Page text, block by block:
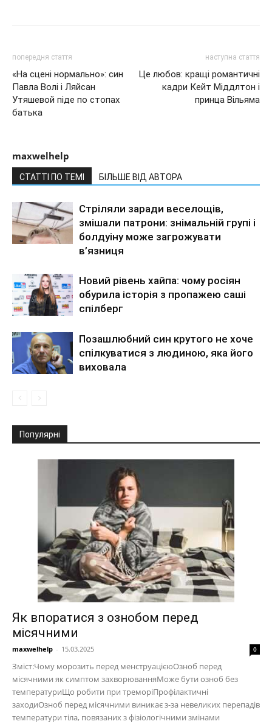
попередня стаття
«На сцені нормально»: син
Павла Волі і Ляйсан
Утяшевой піде по стопах
батька
наступна стаття
Це любов: кращі романтичні
кадри Кейт Міддлтон і
принца Вільяма
maxwelhelp
СТАТТІ ПО ТЕМІ БІЛЬШЕ ВІД АВТОРА
Стріляли заради веселощів,
змішали патрони: знімальній групі і
болдуіну може загрожувати
в’язниця
Новий рівень хайпа: чому росіян
обурила історія з пропажею саші
спілберг
Позашлюбний син крутого не хоче
спілкуватися з людиною, яка його
виховала
Популярні
Як впоратися з ознобом перед
місячними
maxwelhelp - 15.03.2025 0
Зміст:Чому морозить перед менструацієюОзноб перед
місячними як симптом захворюванняМоже бути озноб без
температуриЩо робити при треморіПрофілактичні
заходиОзноб перед місячними виникає з-за невеликих перепадів
температури тіла, повязаних з фізіологічними змінами